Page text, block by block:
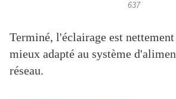
637
Terminé, l'éclairage est
mieux adapté au système
réseau.